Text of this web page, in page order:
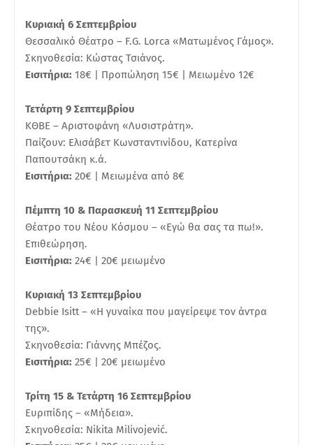
Κυριακή 6 Σεπτεμβρίου
Θεσσαλικό Θέατρο – F.G. Lorca «Ματωμένος Γάμος».
Σκηνοθεσία: Κώστας Τσιάνος.
Εισιτήρια: 18€ | Προπώληση 15€ | Μειωμένο 12€
Τετάρτη 9 Σεπτεμβρίου
ΚΘΒΕ – Αριστοφάνη «Λυσιστράτη».
Παίζουν: Ελισάβετ Κωνσταντινίδου, Κατερίνα
Παπουτσάκη κ.ά.
Εισιτήρια: 20€ | Μειωμένα από 8€
Πέμπτη 10 & Παρασκευή 11 Σεπτεμβρίου
Θέατρο του Νέου Κόσμου – «Εγώ θα σας τα πω!».
Επιθεώρηση.
Εισιτήρια: 24€ | 20€ μειωμένο
Κυριακή 13 Σεπτεμβρίου
Debbie Isitt – «Η γυναίκα που μαγείρεψε τον άντρα
της».
Σκηνοθεσία: Γιάννης Μπέζος.
Εισιτήρια: 25€ | 20€ μειωμένο
Τρίτη 15 & Τετάρτη 16 Σεπτεμβρίου
Ευριπίδης – «Μήδεια».
Σκηνοθεσία: Nikita Milivojević.